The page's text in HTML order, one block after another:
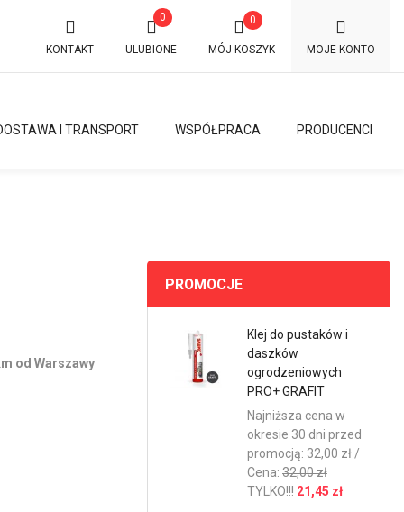
KONTAKT
0
ULUBIONE MÓJ KOSZYK
0
MOJE KONTO
PRODUCENCI
WSPÓŁPRACA
I TRANSPORT
od Warszawy
PROMOCJE
Klej do pustaków i
daszków
ogrodzeniowych
PRO+ GRAFIT
Najniższa cena w
okresie 30 dni przed
promocją: 32,00 zł /
Cena: 32,00 zł
TYLKO!!! 21,45 zł